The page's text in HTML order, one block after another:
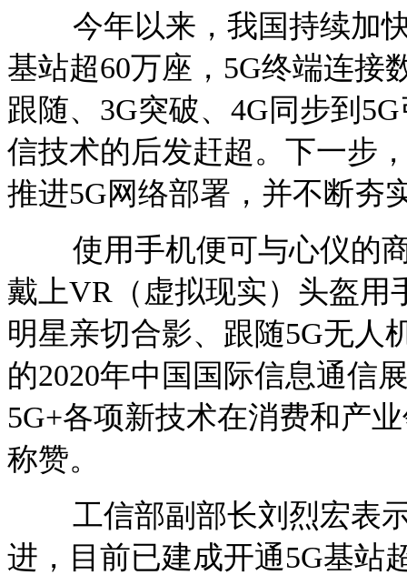
今年以来，我国持续加快
基站超60万座，5G终端连接
跟随、3G突破、4G同步到
信技术的后发赶超。下一步
推进5G网络部署，并不断夯
使用手机便可与心仪的商
戴上VR（虚拟现实）头盔用
明星亲切合影、跟随5G无
的2020年中国国际信息通信
5G+各项新技术在消费和产
称赞。
工信部副部长刘烈宏表示
进，目前已建成开通5G基站